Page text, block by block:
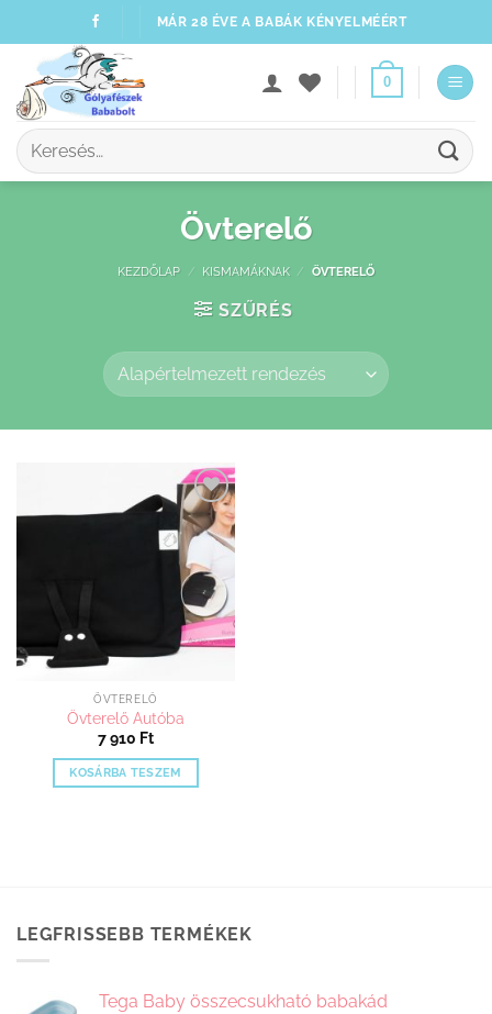
to
content
MÁR 28 ÉVE A BABÁK KÉNYELMÉÉRT
0
Keresés
a
Övterelő
KEZDŐLAP / KISMAMÁKNAK / ÖVTERELŐ
SZŰRÉS
Kedvenceimhez
adom
ÖVTERELŐ
Övterelő Autóba
7 910 Ft
KOSÁRBA TESZEM
LEGFRISSEBB TERMÉKEK
Tega Baby összecsukható babakád